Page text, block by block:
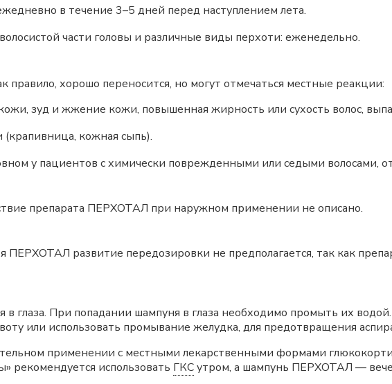
в течение 3–5 дней перед наступлением лета.
части головы и различные виды перхоти: еженедельно.
хорошо переносится, но могут отмечаться местные реакции:
зуд и жжение кожи, повышенная жирность или сухость волос,
кожная сыпь).
у пациентов с химически поврежденными или седыми волосами,
препарата ПЕРХОТАЛ при наружном применении не описано.
ПЕРХОТАЛ развитие передозировки не предполагается, так как
в глаза. При попадании шампуня в глаза необходимо промыть их
или использовать промывание желудка, для предотвращения
применении с местными лекарственными формами
рекомендуется использовать ГКСутром, а шампунь ПЕРХОТАЛ —